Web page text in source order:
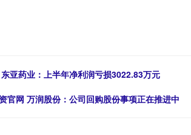
亚药业：上半年净利润亏损3022.83万元
官网 万润股份：公司回购股份事项正在推进中